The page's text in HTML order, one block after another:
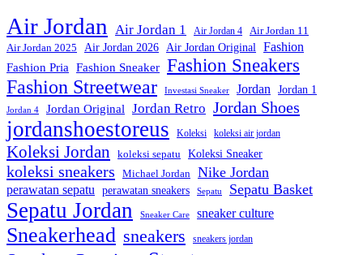
Air Jordan Air Jordan 1 Air Jordan 4 Air Jordan 11
Air Jordan 2025 Air Jordan 2026 Air Jordan Original Fashion
Fashion Pria Fashion Sneaker Fashion Sneakers
Fashion Streetwear
Investasi Sneaker Jordan Jordan 1
Jordan 4 Jordan Original Jordan Retro Jordan Shoes
jordanshoestoreus Koleksi koleksi air jordan
Koleksi Jordan koleksi sepatu Koleksi Sneaker
koleksi sneakers Michael Jordan Nike Jordan
perawatan sepatu perawatan sneakers Sepatu Sepatu Basket
Sepatu Jordan Sneaker Care sneaker culture
Sneakerhead sneakers sneakers jordan